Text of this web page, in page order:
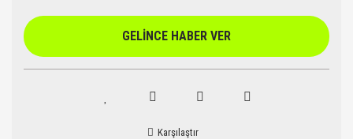
GELİNCE HABER VER
Karşılaştır